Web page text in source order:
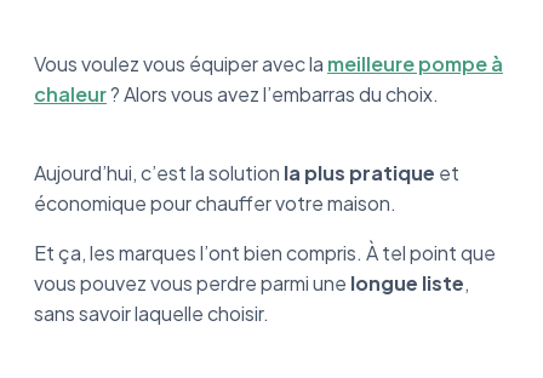
Vous voulez vous équiper avec la meilleure pompe à
chaleur? Alors vous avez l’embarras du choix.
Aujourd’hui, c’est la solution la plus pratique et
économique pour chauffer votre maison.
Et ça, les marques l’ont bien compris. À tel point que
vous pouvez vous perdre parmi une longue liste,
sans savoir laquelle choisir.
Les pompes à chaleur De Dietrich
Les pompes à chaleur Saunier Duval
La marque de pompe à chaleur Technibel
La marque de pompe à chaleur Danfoss